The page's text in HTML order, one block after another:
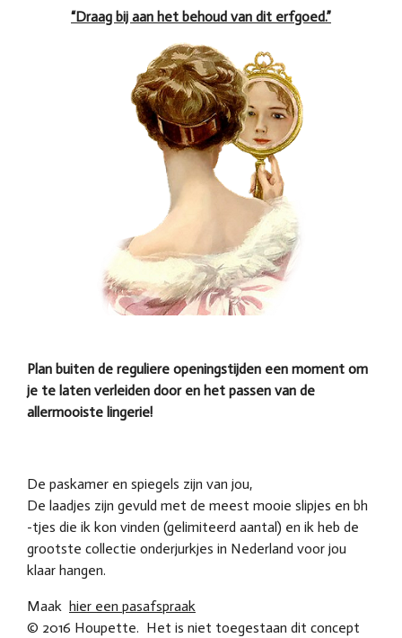
“Draag bij aan het behoud van dit erfgoed.”
Plan buiten de reguliere openingstijden een moment om
je te laten verleiden door en het passen van de
allermooiste lingerie!
De paskamer en spiegels zijn van jou,
De laadjes zijn gevuld met de meest mooie slipjes en bh
-tjes die ik kon vinden (gelimiteerd aantal) en ik heb de
grootste collectie onderjurkjes in Nederland voor jou
klaar hangen.
Maak hier een pasafspraak
© 2016 Houpette. Het is niet toegestaan dit concept